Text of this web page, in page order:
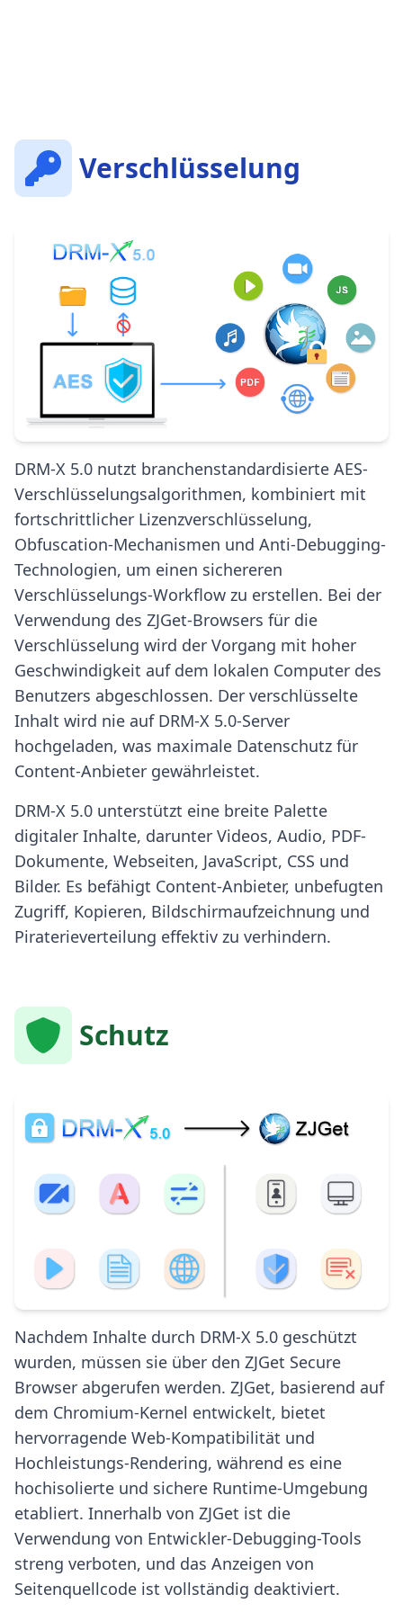
Verschlüsselung
DRM-X 5.0 nutzt branchenstandardisierte AES-
Verschlüsselungsalgorithmen, kombiniert mit
fortschrittlicher Lizenzverschlüsselung,
Obfuscation-Mechanismen und Anti-Debugging-
Technologien, um einen sichereren
Verschlüsselungs-Workflow zu erstellen. Bei der
Verwendung des ZJGet-Browsers für die
Verschlüsselung wird der Vorgang mit hoher
Geschwindigkeit auf dem lokalen Computer des
Benutzers abgeschlossen. Der verschlüsselte
Inhalt wird nie auf DRM-X 5.0-Server
hochgeladen, was maximale Datenschutz für
Content-Anbieter gewährleistet.
DRM-X 5.0 unterstützt eine breite Palette
digitaler Inhalte, darunter Videos, Audio, PDF-
Dokumente, Webseiten, JavaScript, CSS und
Bilder. Es befähigt Content-Anbieter, unbefugten
Zugriff, Kopieren, Bildschirmaufzeichnung und
Piraterieverteilung effektiv zu verhindern.
Schutz
Nachdem Inhalte durch DRM-X 5.0 geschützt
wurden, müssen sie über den ZJGet Secure
Browser abgerufen werden. ZJGet, basierend auf
dem Chromium-Kernel entwickelt, bietet
hervorragende Web-Kompatibilität und
Hochleistungs-Rendering, während es eine
hochisolierte und sichere Runtime-Umgebung
etabliert. Innerhalb von ZJGet ist die
Verwendung von Entwickler-Debugging-Tools
streng verboten, und das Anzeigen von
Seitenquellcode ist vollständig deaktiviert.